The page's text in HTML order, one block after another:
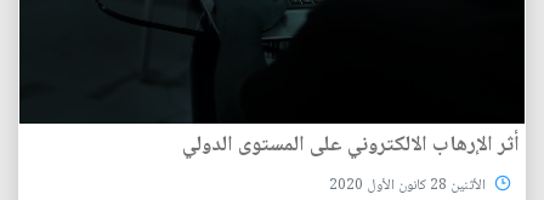
أثر الإرهاب الالكتروني على المستوى الدولي
الأثنين 28 كانون الأول 2020